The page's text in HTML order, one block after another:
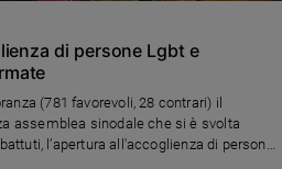
di persone Lgbt e
(781 favorevoli, 28 contrari) il
assemblea sinodale che si è svolta
l’apertura all'accoglienza di persone
diocesi a non discriminarle